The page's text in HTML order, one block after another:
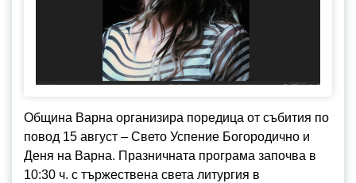
Община Варна организира поредица от събития по
повод 15 август – Свето Успение Богородично и
Деня на Варна. Празничната програма започва в
10:30 ч. с тържествена света литургия в